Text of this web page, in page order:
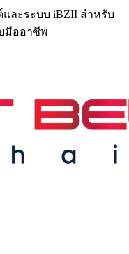
ละระบบ iBZII สำหรับ
มืออาชีพ